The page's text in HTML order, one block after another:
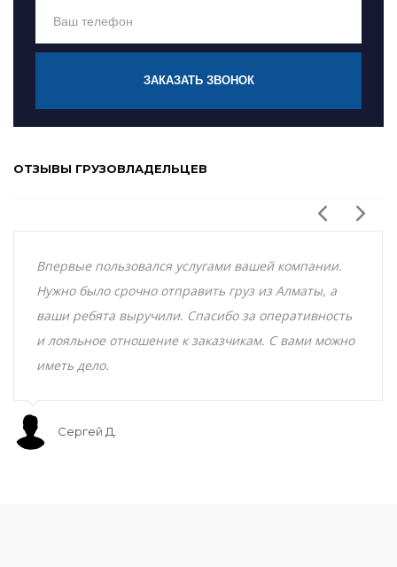
ЗАКАЗАТЬ ЗВОНОК
ОТЗЫВЫ ГРУЗОВЛАДЕЛЬЦЕВ
Впервые пользовался услугами вашей компании.
Нужно было срочно отправить груз из Алматы, а
ваши ребята выручили. Спасибо за оперативность
и лояльное отношение к заказчикам. С вами можно
иметь дело.
Сергей Д.